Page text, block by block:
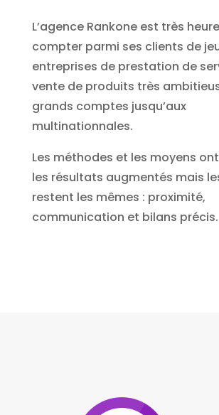
L’agence Rankone est très
compter parmi ses clients de
entreprises de prestation de
vente de produits très
grands comptes jusqu’aux
multinationnales.
Les méthodes et les moyens
les résultats augmentés mais
restent les mêmes : proximité,
communication et bilans précis.